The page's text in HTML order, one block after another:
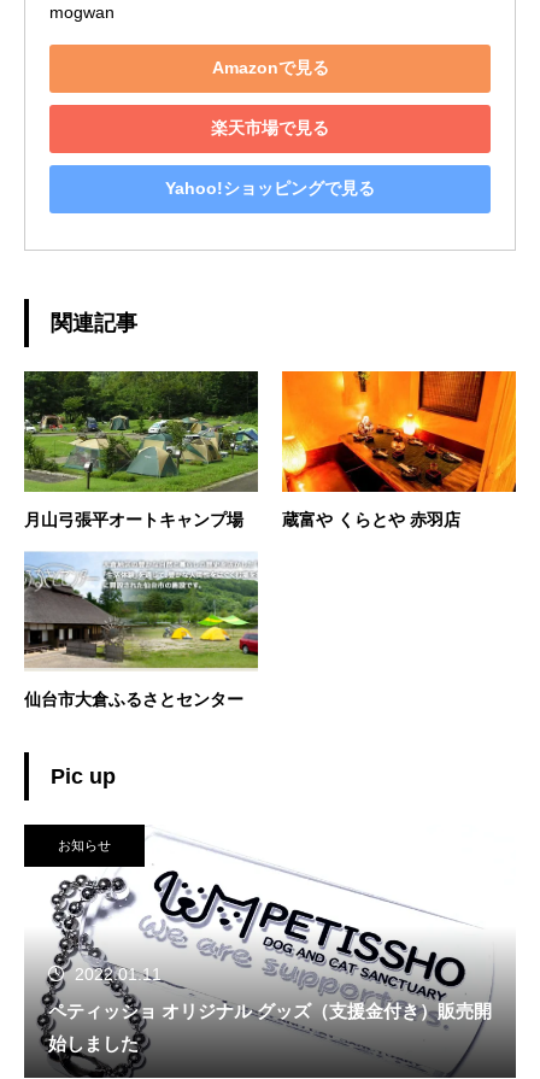
mogwan
Amazonで見る
楽天市場で見る
Yahoo!ショッピングで見る
関連記事
月山弓張平オートキャンプ場 蔵富や くらとや 赤羽店
仙台市大倉ふるさとセンター
Pic up
お知らせ
2022.01.11
ペティッショ オリジナル グッズ（支援金付き）販売開
始しました